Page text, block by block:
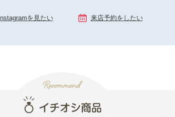
Instagramを見たい 来店予約をしたい